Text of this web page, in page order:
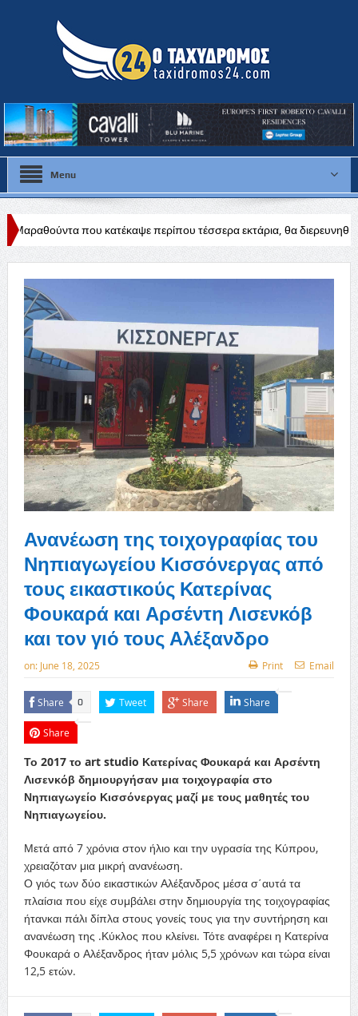
Menu
περίπου τέσσερα εκτάρια, θα διερευνηθούν τα αίτια
Ανανέωση της τοιχογραφίας του
Νηπιαγωγείου Κισσόνεργας από
τους εικαστικούς Κατερίνας
Φουκαρά και Αρσέντη Λισενκόβ
και τον γιό τους Αλέξανδρο
on: June 18, 2025 Print Email
Share 0 Tweet Share Share
Share
Το 2017 το art studio Κατερίνας Φουκαρά και Αρσέντη
Λισενκόβ δημιουργήσαν μια τοιχογραφία στο
Νηπιαγωγείο Κισσόνεργας μαζί με τους μαθητές του
Νηπιαγωγείου.
Μετά από 7 χρόνια στον ήλιο και την υγρασία της Κύπρου,
χρειαζόταν μια μικρή ανανέωση.
Ο γιός των δύο εικαστικών Αλέξανδρος μέσα σ΄αυτά τα
πλαίσια που είχε συμβάλει στην δημιουργία της τοιχογραφίας
ήτανκαι πάλι δίπλα στους γονείς τους για την συντήρηση και
ανανέωση της .Κύκλος που κλείνει. Τότε αναφέρει η Κατερίνα
Φουκαρά ο Αλέξανδρος ήταν μόλις 5,5 χρόνων και τώρα είναι
12,5 ετών.